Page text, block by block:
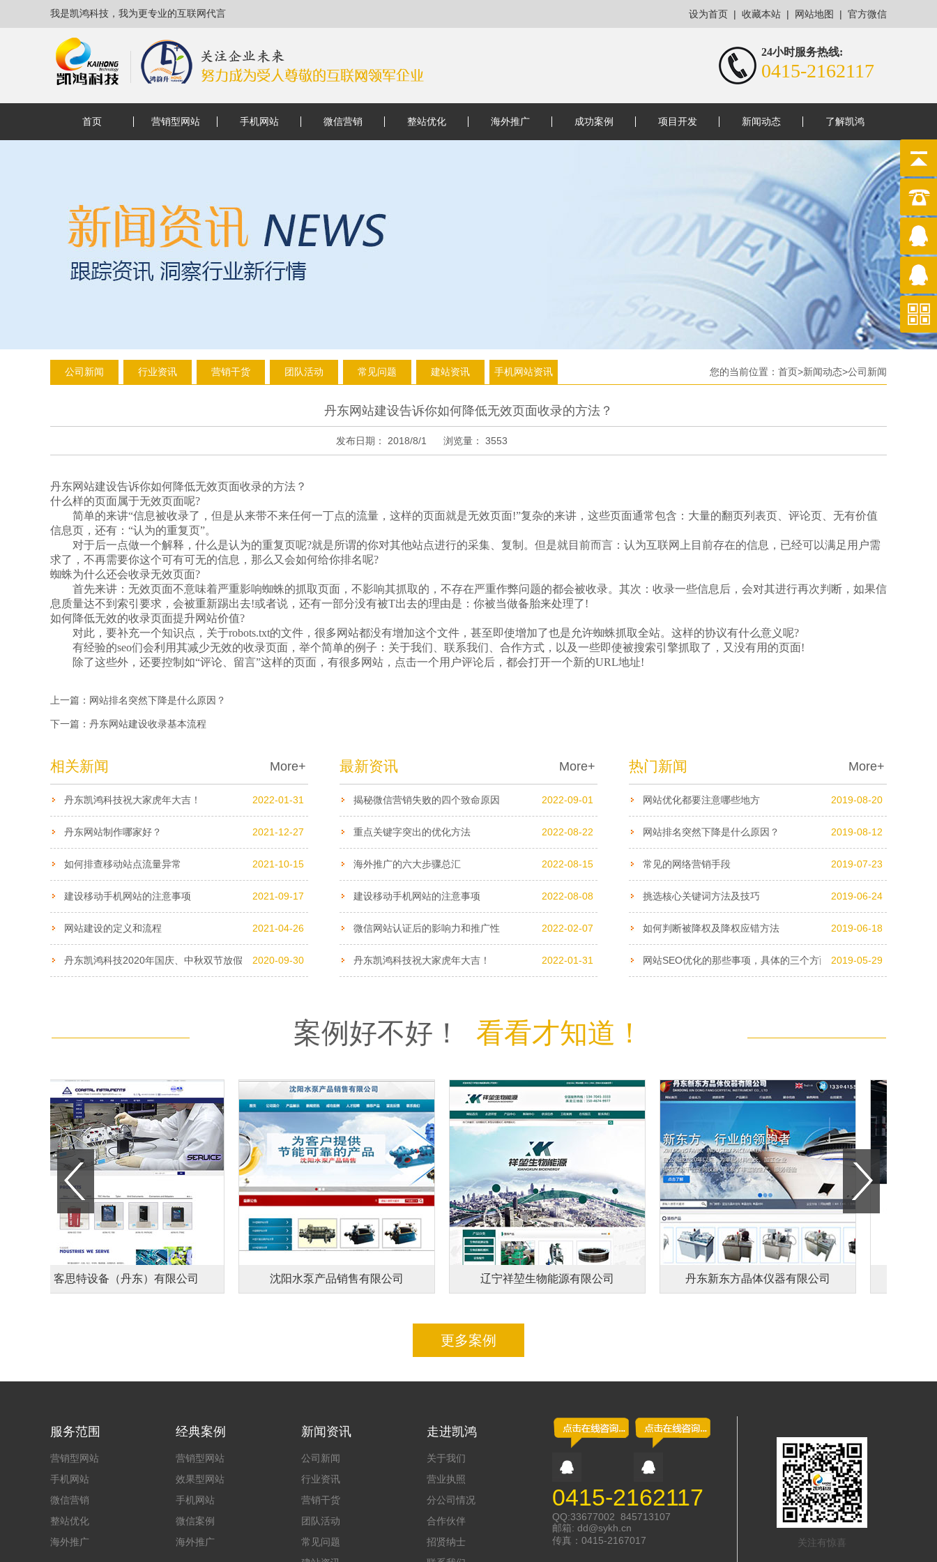
我是凯鸿科技，我为更专业的互联网代言 设为首页 | 收藏本站 | 网站地图 | 官方微信
24小时服务热线:
0415-2162117
首页 营销型网站 手机网站 微信营销 整站优化 海外推广 成功案例 项目开发 新闻动态 了解凯鸿
公司新闻 行业资讯 营销干货 团队活动 常见问题 建站资讯 手机网站资讯 您的当前位置： 首页>新闻动态>公司新闻
丹东网站建设告诉你如何降低无效页面收录的方法？
发布日期： 2018/8/1 浏览量： 3553
丹东网站建设告诉你如何降低无效页面收录的方法？
什么样的页面属于无效页面呢?
简单的来讲“信息被收录了，但是从来带不来任何一丁点的流量，这样的页面就是无效页面!”复杂的来讲，这些页面通常包含：大量的翻页列表页、评论页、无有价值
信息页，还有：“认为的重复页”。
对于后一点做一个解释，什么是认为的重复页呢?就是所谓的你对其他站点进行的采集、复制。但是就目前而言：认为互联网上目前存在的信息，已经可以满足用户需
求了，不再需要你这个可有可无的信息，那么又会如何给你排名呢?
蜘蛛为什么还会收录无效页面?
首先来讲：无效页面不意味着严重影响蜘蛛的抓取页面，不影响其抓取的，不存在严重作弊问题的都会被收录。其次：收录一些信息后，会对其进行再次判断，如果信
息质量达不到索引要求，会被重新踢出去!或者说，还有一部分没有被T出去的理由是：你被当做备胎来处理了!
如何降低无效的收录页面提升网站价值?
对此，要补充一个知识点，关于robots.txt的文件，很多网站都没有增加这个文件，甚至即使增加了也是允许蜘蛛抓取全站。这样的协议有什么意义呢?
有经验的seo们会利用其减少无效的收录页面，举个简单的例子：关于我们、联系我们、合作方式，以及一些即使被搜索引擎抓取了，又没有用的页面!
除了这些外，还要控制如“评论、留言”这样的页面，有很多网站，点击一个用户评论后，都会打开一个新的URL地址!
上一篇： 网站排名突然下降是什么原因？
下一篇： 丹东网站建设收录基本流程
相关新闻 More+
丹东凯鸿科技祝大家虎年大吉！ 2022-01-31
丹东网站制作哪家好？ 2021-12-27
如何排查移动站点流量异常 2021-10-15
建设移动手机网站的注意事项 2021-09-17
网站建设的定义和流程 2021-04-26
丹东凯鸿科技2020年国庆、中秋双节放假安排通知
2020-09-30
最新资讯 More+
揭秘微信营销失败的四个致命原因 2022-09-01
重点关键字突出的优化方法 2022-08-22
海外推广的六大步骤总汇 2022-08-15
建设移动手机网站的注意事项 2022-08-08
微信网站认证后的影响力和推广性 2022-02-07
丹东凯鸿科技祝大家虎年大吉！ 2022-01-31
热门新闻 More+
网站优化都要注意哪些地方 2019-08-20
网站排名突然下降是什么原因？ 2019-08-12
常见的网络营销手段 2019-07-23
挑选核心关键词方法及技巧 2019-06-24
如何判断被降权及降权应错方法 2019-06-18
网站SEO优化的那些事项，具体的三个方面，你了解吗？
2019-05-29
案例好不好！ 看看才知道！
客思特设备（丹东）有限公司 沈阳水泵产品销售有限公司 辽宁祥堃生物能源有限公司 丹东新东方晶体仪器有限公司
更多案例
服务范围
营销型网站
手机网站
微信营销
整站优化
海外推广
经典案例
营销型网站
效果型网站
手机网站
微信案例
海外推广
新闻资讯
公司新闻
行业资讯
营销干货
团队活动
常见问题
走进凯鸿
关于我们
营业执照
分公司情况
合作伙伴
招贤纳士
0415-2162117
QQ:33677002 845713107
邮箱: dd@sykh.cn
传真：0415-2167017
关注有惊喜